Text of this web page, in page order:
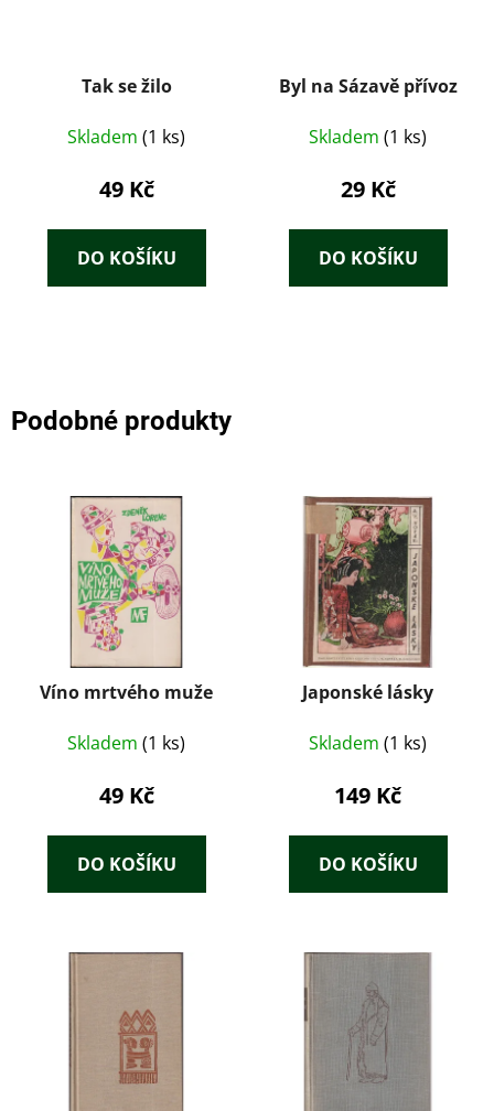
Tak se žilo
Skladem (1 ks)
49 Kč
DO KOŠÍKU
Byl na Sázavě přívoz
Skladem (1 ks)
29 Kč
DO KOŠÍKU
Podobné produkty
Víno mrtvého muže
Skladem (1 ks)
49 Kč
DO KOŠÍKU
Japonské lásky
Skladem (1 ks)
149 Kč
DO KOŠÍKU